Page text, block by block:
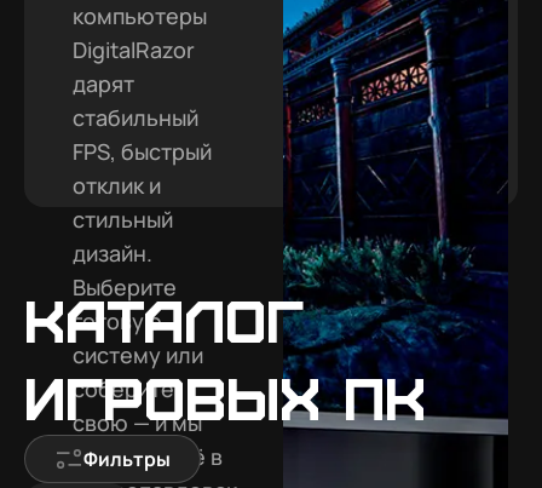
компьютеры
DigitalRazor
дарят
стабильный
FPS, быстрый
отклик и
стильный
дизайн.
Выберите
готовую
систему или
соберите
свою — и мы
доставим её в
Каталог
игровых ПК
Фильтры